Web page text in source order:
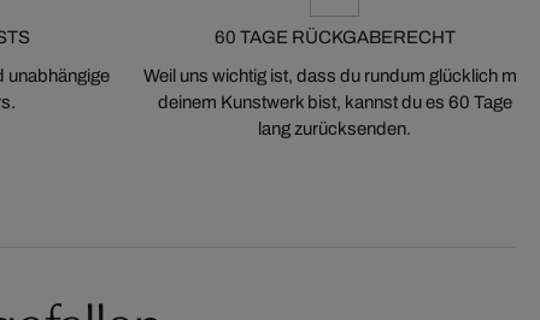
unabhängige
60 TAGE RÜCKGABERECHT
Weil uns wichtig ist, dass du rundum glücklich mit
deinem Kunstwerk bist, kannst du es 60 Tage
lang zurücksenden.